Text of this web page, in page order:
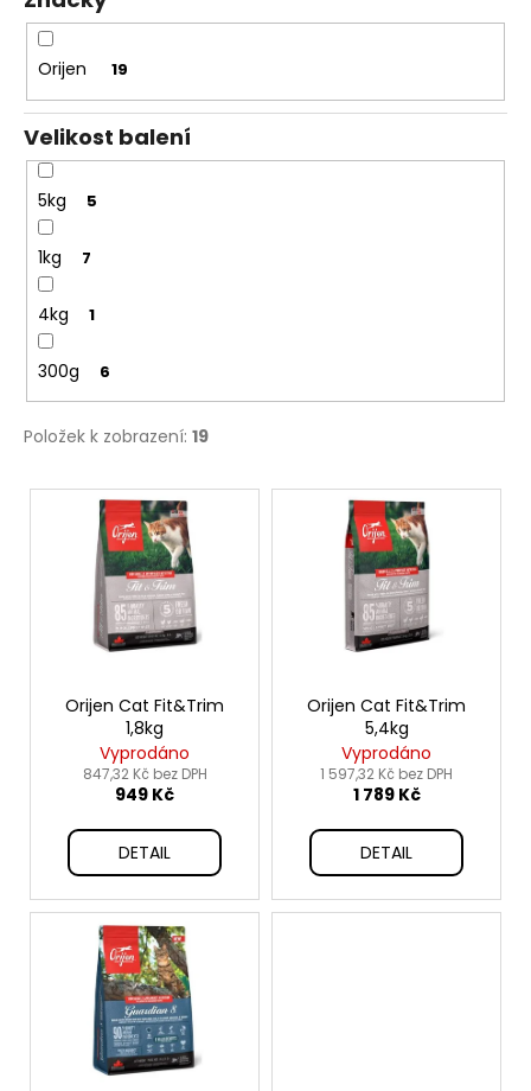
ů
Orijen 19
Velikost balení
5kg 5
1kg 7
4kg 1
300g 6
Položek k zobrazení: 19
V
Orijen Cat Fit&Trim
1,8kg
Vyprodáno
847,32 Kč bez DPH
949 Kč
DETAIL
Orijen Cat Fit&Trim
5,4kg
Vyprodáno
1 597,32 Kč bez DPH
1 789 Kč
DETAIL
u
m
e